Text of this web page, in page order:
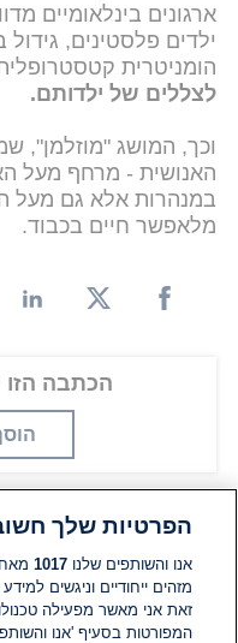
ארגונים בינלאומיים
ילדים פלסטינים,
הומניטרית
לצללים של ילדותם.
וכך, המושג "מוזלמן",
האנושית - מרחף מעל
במנהרות אלא גם מעל
מלאפשר חיים בכבוד.
הכתבה הזו
תגובות
אין עדיין תגובות. היה
הפרטיות שלך
אנו והשותפים שלנו1017
מזהים ייחודיים וניגשים
זאת אני מאשר מפעילה
המפורטות בסעיף 'אנו